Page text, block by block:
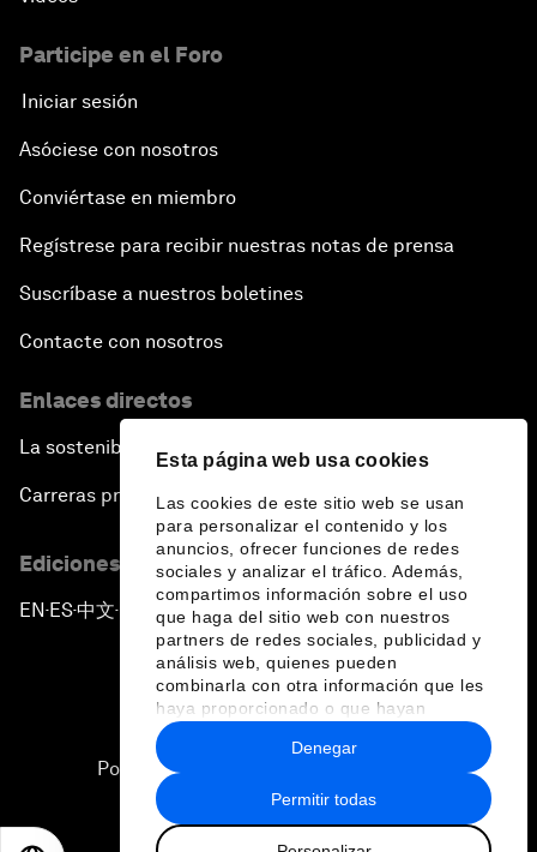
Esta página web usa cookies
Las cookies de este sitio web se usan
para personalizar el contenido y los
anuncios, ofrecer funciones de redes
sociales y analizar el tráfico. Además,
compartimos información sobre el uso
que haga del sitio web con nuestros
partners de redes sociales, publicidad y
análisis web, quienes pueden
combinarla con otra información que les
haya proporcionado o que hayan
recopilado a partir del uso que haya
hecho de sus servicios.
Permitir todas
Denegar
Participe en el Foro
Iniciar sesión
Asóciese con nosotros
Conviértase en miembro
Regístrese para recibir nuestras notas de prensa
Suscríbase a nuestros boletines
Contacte con nosotros
Enlaces directos
La sostenibilidad en el Foro
Carreras profesionales
Ediciones en otros idiomas
EN ▪ES▪中文▪ 日本語
Política de privacidad y normas de uso
Sitemap